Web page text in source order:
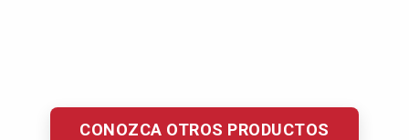
CONOZCA OTROS PRODUCTOS